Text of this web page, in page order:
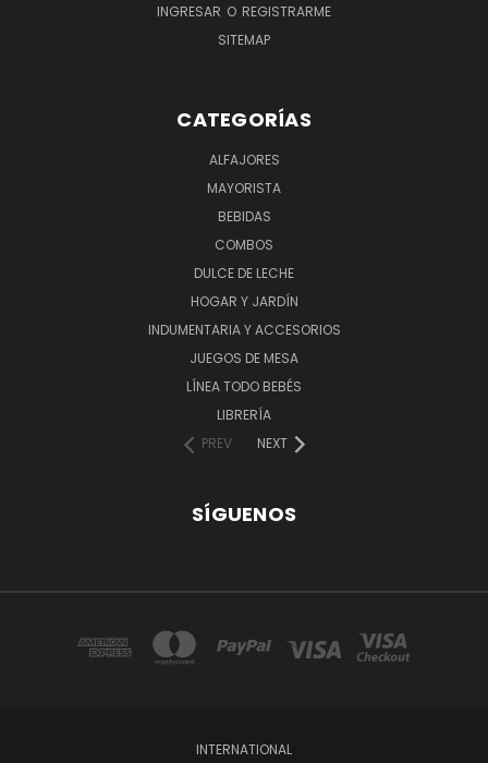
INGRESAR O REGISTRARME
SITEMAP
CATEGORÍAS
ALFAJORES
MAYORISTA
BEBIDAS
COMBOS
DULCE DE LECHE
HOGAR Y JARDÍN
INDUMENTARIA Y ACCESORIOS
JUEGOS DE MESA
LÍNEA TODO BEBÉS
LIBRERÍA
PREV
NEXT
SÍGUENOS
INTERNATIONAL